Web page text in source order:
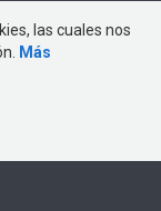
las cuales nos
Más